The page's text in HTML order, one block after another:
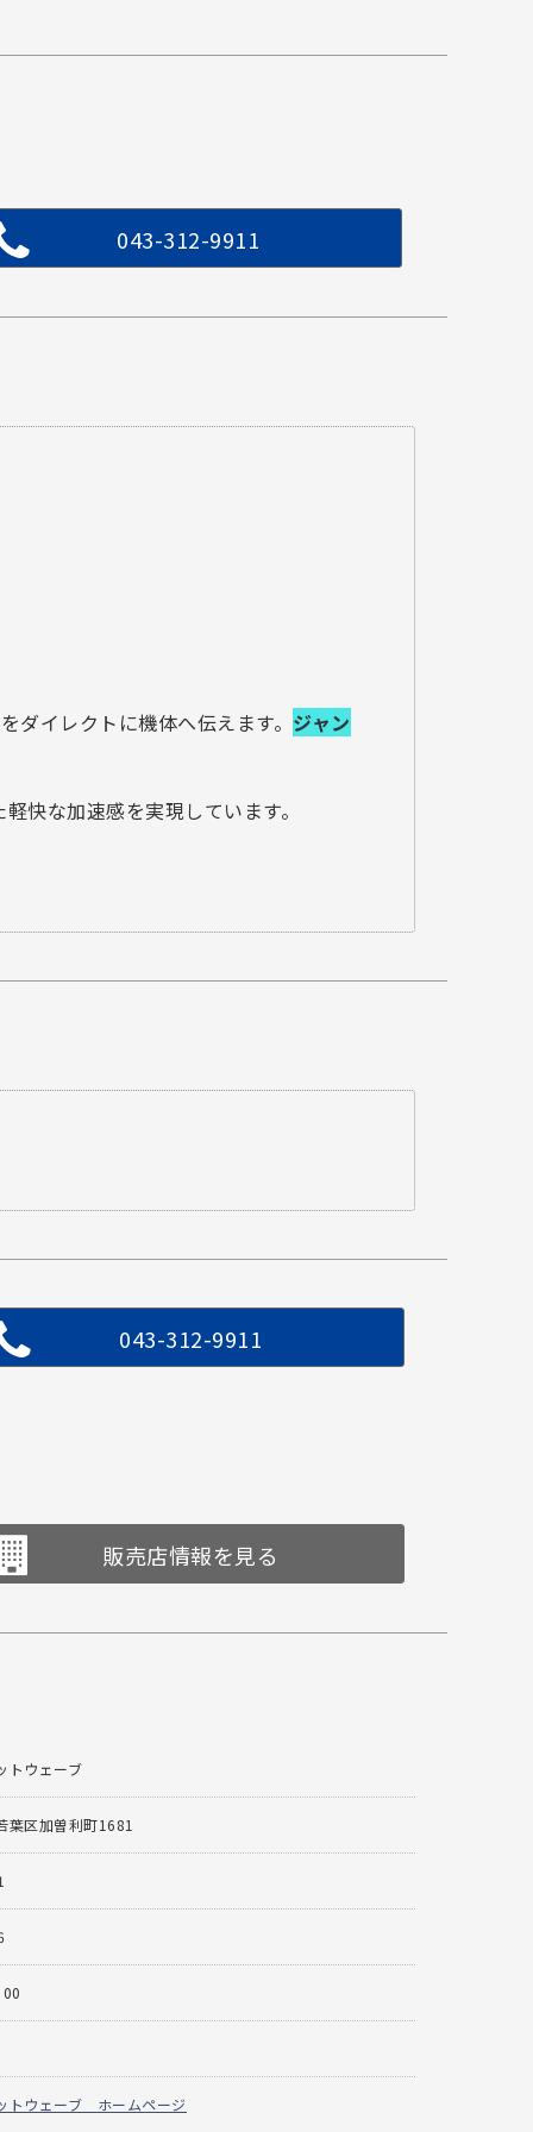
043-312-9911
ダイレクトに機体へ伝えます。 ジャン
快な加速感を実現しています。
043-312-9911
販売店情報を見る
トウェーブ
葉区加曽利町1681
トウェーブ ホームページ